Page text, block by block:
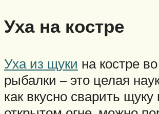
Уха на костре
Уха из щуки на костре
рыбалки – это целая
как вкусно сварить щуку